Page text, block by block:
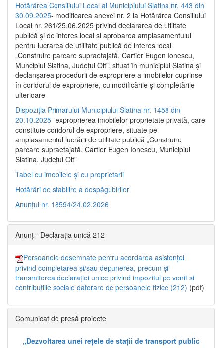
Hotărârea Consiliului Local al Municipiului Slatina nr. 443 din
30.09.2025- modificarea anexei nr. 2 la Hotărârea Consiliului
Local nr. 261/25.06.2025 privind declararea de utilitate
publică şi de interes local şi aprobarea amplasamentului
pentru lucrarea de utilitate publică de interes local
„Construire parcare supraetajată, Cartier Eugen Ionescu,
Muncipiul Slatina, Judeţul Olt”, situat în municipiul Slatina şi
declanşarea procedurii de expropriere a imobilelor cuprinse
în coridorul de expropriere, cu modificările şi completările
ulterioare
Dispoziția Primarului Municipiului Slatina nr. 1458 din
20.10.2025- exproprierea imobilelor proprietate privată, care
constituie coridorul de expropriere, situate pe
amplasamentul lucrării de utilitate publică „Construire
parcare supraetajată, Cartier Eugen Ionescu, Municipiul
Slatina, Județul Olt”
Tabel cu imobilele și cu proprietarii
Hotărâri de stabilire a despăgubirilor
Anunțul nr. 18594/24.02.2026
Anunț - Declarația unică 212
Persoanele desemnate pentru acordarea asistenței
privind completarea și/sau depunerea, precum și
transmiterea declarației unice privind impozitul pe venit și
contribuțiile sociale datorare de persoanele fizice (212) (pdf)
Comunicat de presă proiecte
„Dezvoltarea unei rețele de stații de transport public